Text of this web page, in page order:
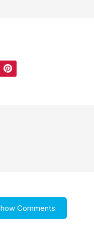
Comments